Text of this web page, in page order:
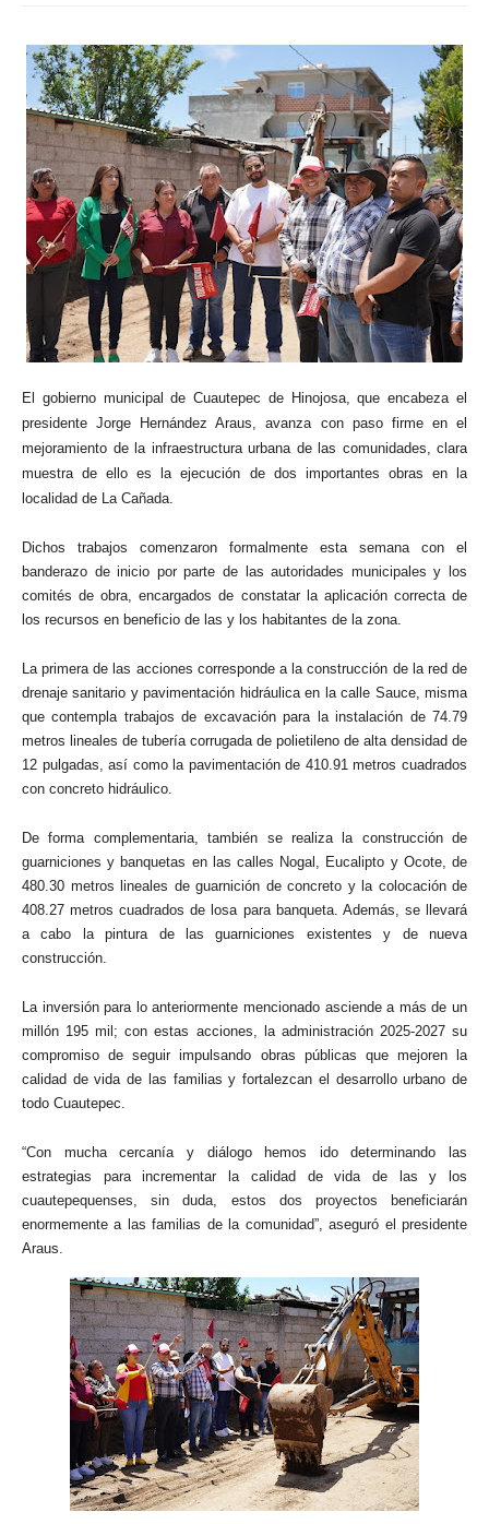
El gobierno municipal de Cuautepec de Hinojosa, que encabeza el
presidente Jorge Hernández Araus, avanza con paso firme en el
mejoramiento de la infraestructura urbana de las comunidades, clara
muestra de ello es la ejecución de dos importantes obras en la
localidad de La Cañada.
Dichos trabajos comenzaron formalmente esta semana con el
banderazo de inicio por parte de las autoridades municipales y los
comités de obra, encargados de constatar la aplicación correcta de
los recursos en beneficio de las y los habitantes de la zona.
La primera de las acciones corresponde a la construcción de la red de
drenaje sanitario y pavimentación hidráulica en la calle Sauce, misma
que contempla trabajos de excavación para la instalación de 74.79
metros lineales de tubería corrugada de polietileno de alta densidad de
12 pulgadas, así como la pavimentación de 410.91 metros cuadrados
con concreto hidráulico.
De forma complementaria, también se realiza la construcción de
guarniciones y banquetas en las calles Nogal, Eucalipto y Ocote, de
480.30 metros lineales de guarnición de concreto y la colocación de
408.27 metros cuadrados de losa para banqueta. Además, se llevará
a cabo la pintura de las guarniciones existentes y de nueva
construcción.
La inversión para lo anteriormente mencionado asciende a más de un
millón 195 mil; con estas acciones, la administración 2025-2027 su
compromiso de seguir impulsando obras públicas que mejoren la
calidad de vida de las familias y fortalezcan el desarrollo urbano de
todo Cuautepec.
“Con mucha cercanía y diálogo hemos ido determinando las
estrategias para incrementar la calidad de vida de las y los
cuautepequenses, sin duda, estos dos proyectos beneficiarán
enormemente a las familias de la comunidad”, aseguró el presidente
Araus.